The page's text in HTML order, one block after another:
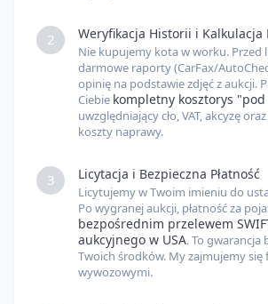
2 Weryfikacja Historii i Kalkulacja
Nie kupujemy kota w worku. Przed
darmowe raporty (CarFax/
opinię na podstawie zdjęć z aukcji.
Ciebie kompletny kosztorys
uwzględniający cło, VAT, akcyzę
koszty naprawy.
3 Licytacja i Bezpieczna Płatność
Licytujemy w Twoim imieniu do
Po wygranej aukcji, płatność za
bezpośrednim przelewem
aukcyjnego w USA. To gwarancja
Twoich środków. My zajmujemy
wywozowymi.